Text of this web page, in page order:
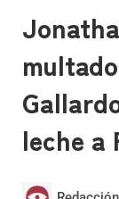
leche a